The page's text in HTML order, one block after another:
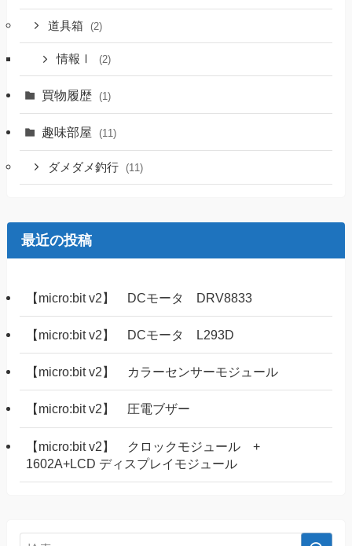
道具箱 (2)
情報Ⅰ (2)
買物履歴 (1)
趣味部屋 (11)
ダメダメ釣行 (11)
最近の投稿
【micro:bit v2】 DCモータ DRV8833
【micro:bit v2】 DCモータ L293D
【micro:bit v2】 カラーセンサーモジュール
【micro:bit v2】 圧電ブザー
【micro:bit v2】 クロックモジュール +
1602A+LCD ディスプレイモジュール